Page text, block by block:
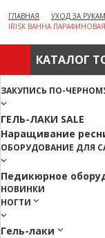
ГЛАВНАЯ УХОД ЗА
IRISK ВАННА
КАТАЛОГ
ЗАКУПИСЬ ПО-
ГЕЛЬ-ЛАКИ SALE
Наращивание
ОБОРУДОВАНИЕ ДЛЯ
Педикюрное
НОВИНКИ
НОГТИ
Гель-лаки